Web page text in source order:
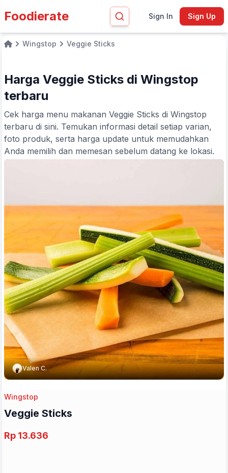
Foodierate Sign In Sign Up
HomeWingstop Veggie Sticks
Harga Veggie Sticks di Wingstop
terbaru
Cek harga menu makanan Veggie Sticks di Wingstop
terbaru di sini. Temukan informasi detail setiap varian,
foto produk, serta harga update untuk memudahkan
Anda memilih dan memesan sebelum datang ke lokasi.
Valen C.
Wingstop
Veggie Sticks
Rp 13.636